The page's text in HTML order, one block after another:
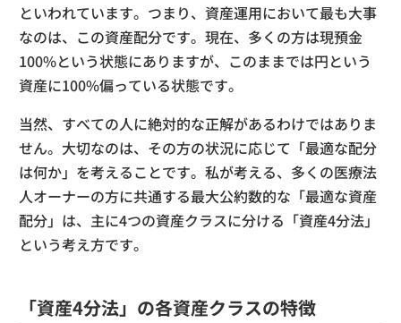
といわれています。つまり、資産運用において最も大事
なのは、この資産配分です。現在、多くの方は現預金
100%という状態にありますが、このままでは円という
資産に100%偏っている状態です。
当然、すべての人に絶対的な正解があるわけではありま
せん。大切なのは、その方の状況に応じて「最適な配分
は何か」を考えることです。私が考える、多くの医療法
人オーナーの方に共通する最大公約数的な「最適な資産
配分」は、主に4つの資産クラスに分ける「資産4分法」
という考え方です。
「資産4分法」の各資産クラスの特徴